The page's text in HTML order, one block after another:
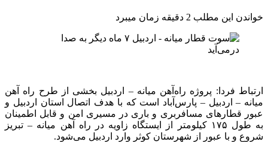
خواندن این مطلب 2 دقیقه زمان میبرد
ارتباط فردا: پروژه راه‌آهن میانه – اردبیل بخشی از طرح راه آهن
میانه – اردبیل – پارس‌آباد است که با هدف اتصال استان اردبیل و
عبور قطارهای مسافربری و باری در مسیری امن و قابل اطمینان
به طول ۱۷۵ کیلومتر از ایستگاه زاویه در راه آهن میانه – تبریز
شروع و با عبور از شهرستان کوثر وارد اردبیل می‌شود.